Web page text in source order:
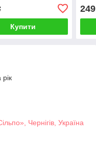
Купити
249
Чернігів, Україна